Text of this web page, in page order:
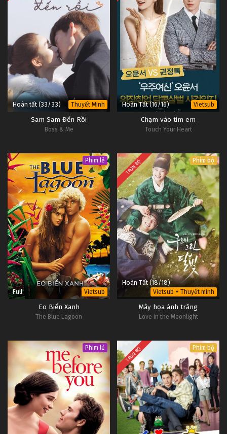
Hoàn tất (33/33) Thuyết Minh
Sam Sam Đến Rồi
Boss & Me
Hoàn Tất (16/16) Vietsub
Chạm vào tim em
Touch Your Heart
Phim lẻ
Full Vietsub
Eo Biển Xanh
The Blue Lagoon
TRỌN BỘ Phim bộ
Hoàn Tất (18/18)
Vietsub + Thuyết minh
Mây họa ánh trăng
Love in the Moonlight
Phim lẻ TRỌN BỘ Phim bộ